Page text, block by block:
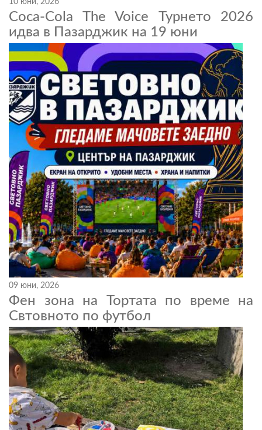
Coca-Cola The Voice Турнето 2026
идва в Пазарджик на 19 юни
09 юни, 2026
Фен зона на Тортата по време на
Свтовното по футбол